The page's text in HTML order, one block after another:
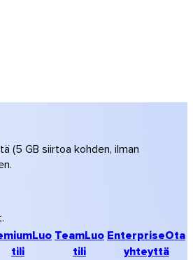
(5 GB siirtoa kohden, ilman
Luo
tili
TeamLuo
tili
EnterpriseOta
yhteyttä